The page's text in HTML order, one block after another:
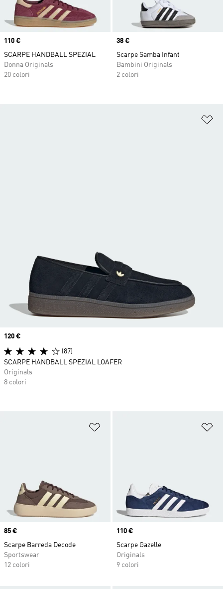
Price
110 €
SCARPE HANDBALL SPEZIAL
Donna Originals
20 colori
Price
38 €
Scarpe Samba Infant
Bambini Originals
2 colori
Aggiungi alla lista dei desideri
Price
85 €
Scarpe Barreda Decode
Sportswear
12 colori
Price
110 €
Scarpe Gazelle
Originals
9 colori
Price
120 €
(87)
SCARPE HANDBALL SPEZIAL LOAFER
Originals
8 colori